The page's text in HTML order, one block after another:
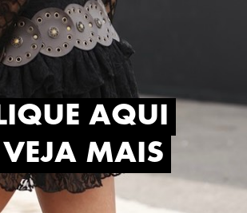
AQUI
VEJA MAIS
AQUI
VEJA MAIS